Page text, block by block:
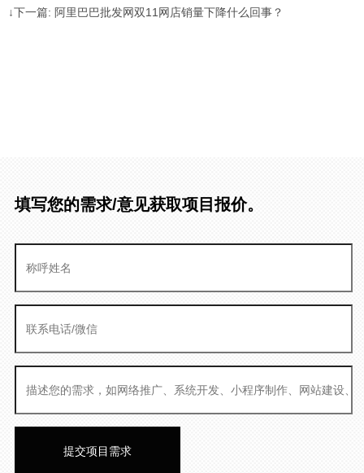
↓下一篇: 阿里巴巴批发网双11网店销量下降什么回事？
填写您的需求/意见获取项目报价。